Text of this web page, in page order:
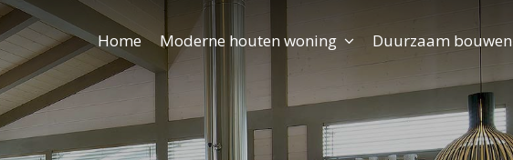
Home Moderne houten woning Duurzaam bouwen